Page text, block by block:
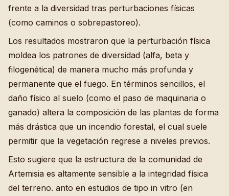
frente a la diversidad tras perturbaciones físicas
(como caminos o sobrepastoreo).
Los resultados mostraron que la perturbación física
moldea los patrones de diversidad (alfa, beta y
filogenética) de manera mucho más profunda y
permanente que el fuego. En términos sencillos, el
daño físico al suelo (como el paso de maquinaria o
ganado) altera la composición de las plantas de forma
más drástica que un incendio forestal, el cual suele
permitir que la vegetación regrese a niveles previos.
Esto sugiere que la estructura de la comunidad de
Artemisia es altamente sensible a la integridad física
del terreno. anto en estudios de tipo in vitro (en